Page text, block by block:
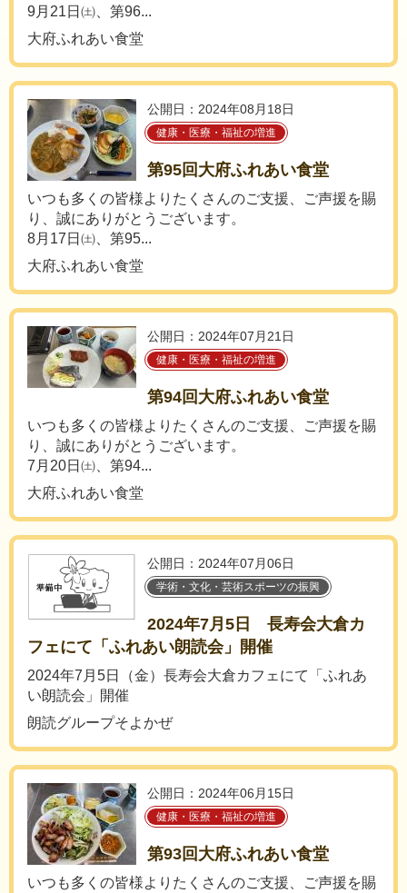
9月21日㈯、第96...
大府ふれあい食堂
公開日：2024年08月18日
健康・医療・福祉の増進
第95回大府ふれあい食堂
いつも多くの皆様よりたくさんのご支援、ご声援を賜
り、誠にありがとうございます。
8月17日㈯、第95...
大府ふれあい食堂
公開日：2024年07月21日
健康・医療・福祉の増進
第94回大府ふれあい食堂
いつも多くの皆様よりたくさんのご支援、ご声援を賜
り、誠にありがとうございます。
7月20日㈯、第94...
大府ふれあい食堂
公開日：2024年07月06日
学術・文化・芸術スポーツの振興
2024年7月5日 長寿会大倉カ
フェにて「ふれあい朗読会」開催
2024年7月5日（金）長寿会大倉カフェにて「ふれあ
い朗読会」開催
朗読グループそよかぜ
公開日：2024年06月15日
健康・医療・福祉の増進
第93回大府ふれあい食堂
いつも多くの皆様よりたくさんのご支援、ご声援を賜